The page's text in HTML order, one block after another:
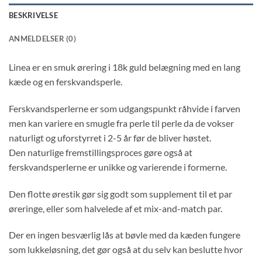
BESKRIVELSE
ANMELDELSER (0)
Linea er en smuk ørering i 18k guld belægning med en lang
kæde og en ferskvandsperle.
Ferskvandsperlerne er som udgangspunkt råhvide i farven
men kan variere en smugle fra perle til perle da de vokser
naturligt og uforstyrret i 2-5 år før de bliver høstet.
Den naturlige fremstillingsproces gøre også at
ferskvandsperlerne er unikke og varierende i formerne.
Den flotte ørestik gør sig godt som supplement til et par
øreringe, eller som halvelede af et mix-and-match par.
Der en ingen besværlig lås at bøvle med da kæden fungere
som lukkeløsning, det gør også at du selv kan beslutte hvor